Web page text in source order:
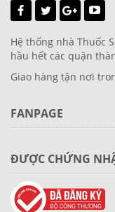
Hệ thống nhà Thuốc
hầu hết các quận
Giao hàng tận nơi
FANPAGE
ĐƯỢC CHỨNG